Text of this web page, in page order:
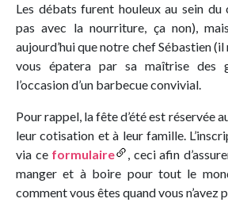
Les débats furent houleux au sein
pas avec la nourriture, ça non),
aujourd’hui que notre chef Sébastien
vous épatera par sa maîtrise des
l’occasion d’un barbecue convivial.
Pour rappel, la fête d’été est réservée
leur cotisation et à leur famille.
via ce formulaire
, ceci afin
manger et à boire pour tout le
comment vous êtes quand vous n’avez